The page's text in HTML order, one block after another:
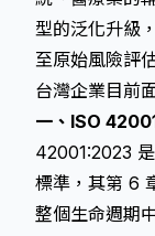
型的泛化升級
至原始風險評
台灣企業目前
一、ISO
42001:2023
標準，其第 6
整個生命週期